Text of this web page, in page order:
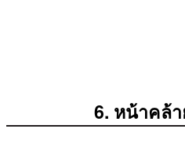
6. หน้าคล้